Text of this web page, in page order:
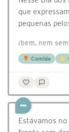
que
pequenas
(bem, nem
Comida
Estávamos